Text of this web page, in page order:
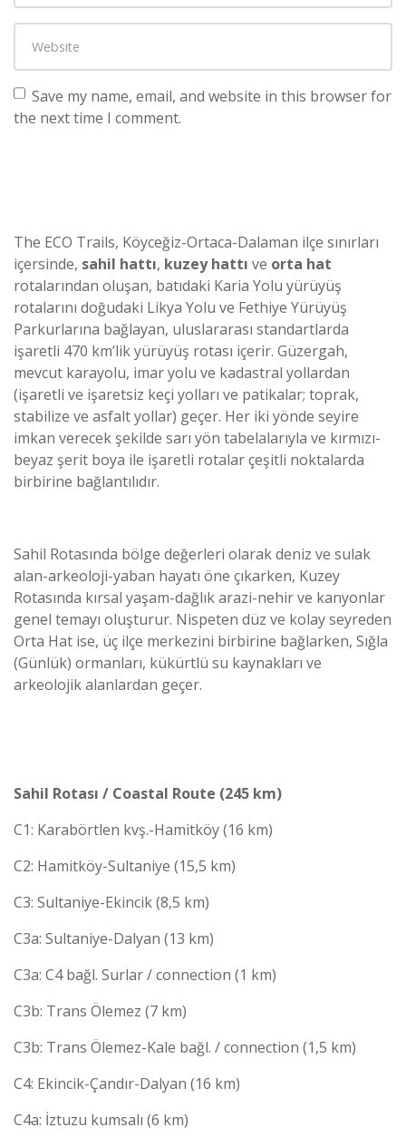
Save my name, email, and website in this browser for
the next time I comment.
The ECO Trails, Köyceğiz-Ortaca-Dalaman ilçe sınırları
içersinde, sahil hattı, kuzey hattı ve orta hat
rotalarından oluşan, batıdaki Karia Yolu yürüyüş
rotalarını doğudaki Likya Yolu ve Fethiye Yürüyüş
Parkurlarına bağlayan, uluslararası standartlarda
işaretli 470 km’lik yürüyüş rotası içerir. Güzergah,
mevcut karayolu, imar yolu ve kadastral yollardan
(işaretli ve işaretsiz keçi yolları ve patikalar; toprak,
stabilize ve asfalt yollar) geçer. Her iki yönde seyire
imkan verecek şekilde sarı yön tabelalarıyla ve kırmızı-
beyaz şerit boya ile işaretli rotalar çeşitli noktalarda
birbirine bağlantılıdır.
Sahil Rotasında bölge değerleri olarak deniz ve sulak
alan-arkeoloji-yaban hayatı öne çıkarken, Kuzey
Rotasında kırsal yaşam-dağlık arazi-nehir ve kanyonlar
genel temayı oluşturur. Nispeten düz ve kolay seyreden
Orta Hat ise, üç ilçe merkezini birbirine bağlarken, Sığla
(Günlük) ormanları, kükürtlü su kaynakları ve
arkeolojik alanlardan geçer.
Sahil Rotası / Coastal Route (245 km)
C1: Karabörtlen kvş.-Hamitköy (16 km)
C2: Hamitköy-Sultaniye (15,5 km)
C3: Sultaniye-Ekincik (8,5 km)
C3a: Sultaniye-Dalyan (13 km)
C3a: C4 bağl. Surlar / connection (1 km)
C3b: Trans Ölemez (7 km)
C3b: Trans Ölemez-Kale bağl. / connection (1,5 km)
C4: Ekincik-Çandır-Dalyan (16 km)
C4a: İztuzu kumsalı (6 km)